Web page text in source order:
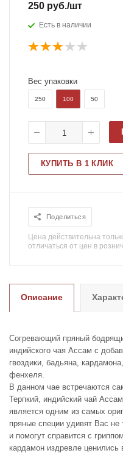
250 руб./шт
Есть в наличии
Вес упаковки
250 100 50
КУПИТЬ В 1 КЛИК
Поделиться
Цена действительна
отличаться от цен в
Описание
Согревающий пряный
индийского чая Ассам с
гвоздики, бадьяна,
фенхеля.
В данном чае встречаются
Терпкий, индийский чай
является одним из самых
пряные специи удивят Вас
и помогут справится с
кардамон издревле